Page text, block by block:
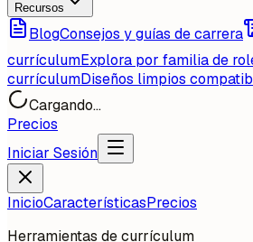
Recursos
BlogConsejos y guías de carrera
currículumExplora por familia de
currículumDiseños limpios
Cargando...
Precios
Iniciar Sesión
InicioCaracterísticasPrecios
Herramientas de currículum